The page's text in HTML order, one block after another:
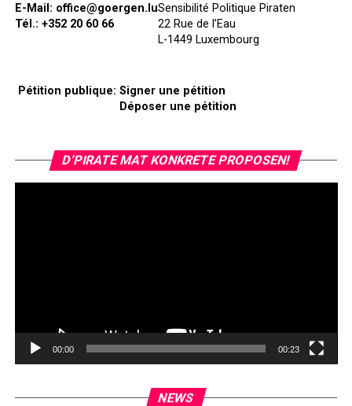
E-Mail: office@goergen.lu
Tél.: +352 20 60 66
Sensibilité Politique Piraten
22 Rue de l’Eau
L-1449 Luxembourg
Pétition publique: Signer une pétition
Déposer une pétition
D’PIRATE MAT KONKRETE PROPOSEN!
00:00 00:23
NEWS